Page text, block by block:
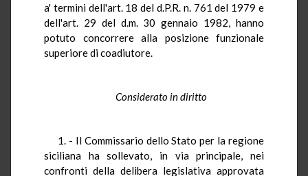
a' termini dell'art. 18 del d.P.R. n. 761 del 1979 e
dell'art. 29 del d.m. 30 gennaio 1982, hanno
potuto concorrere alla posizione funzionale
superiore di coadiutore.
Considerato in diritto
1. - Il Commissario dello Stato per la regione
siciliana ha sollevato, in via principale, nei
confronti della delibera legislativa approvata